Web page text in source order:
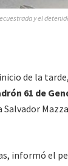
y el
de la
61 de
Salvador
informó el